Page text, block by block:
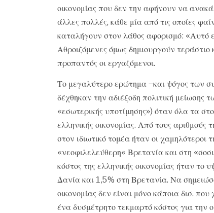
οικονομίας που δεν την αφήνουν να
άλλες πολλές, κάθε μία από τις οποίες
καταλήγουν στον λάθος αφορισμό: «Αυτό
Αθροιζόμενες όμως δημιουργούν
προπαντός οι εργαζόμενοι.
Το μεγαλύτερο ερώτημα –και ψόγος των
δέχθηκαν την αδιέξοδη πολιτική μείωσης
«εσωτερικής υποτίμησης») όταν όλα τα
ελληνικής οικονομίας. Από τους αριθμούς
στον ιδιωτικό τομέα ήταν οι
«νεοφιλελεύθερη« Βρετανία και στη
κόστος της ελληνικής οικονομίας ήταν
Δανία και 1,5% στη Βρετανία. Να
οικονομίας δεν είναι μόνο κάποια δισ.
ένα δυσμέτρητο τεκμαρτό κόστος για την